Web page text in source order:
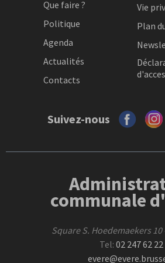
Que faire ?
Politique
Agenda
Actualités
Contacts
Vie
Plan
Suivez-nous
communale
Square S. Hoedemaekers 10
Tel: 02 247 62 22